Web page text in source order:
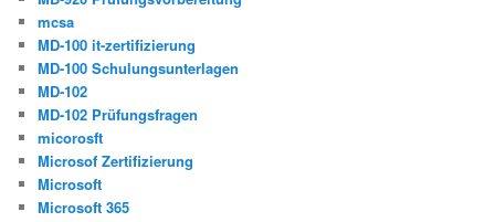
mcsa
MD-100 it-zertifizierung
MD-100 Schulungsunterlagen
MD-102
MD-102 Prüfungsfragen
micorosft
Microsof Zertifizierung
Microsoft
Microsoft 365